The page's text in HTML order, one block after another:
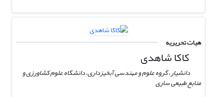
هیات تحریریه
کاکا شاهدی
دانشیار، گروه علوم و مهندسی آبخیزداری، دانشگاه علوم کشاورزی و
منابع طبیعی ساری